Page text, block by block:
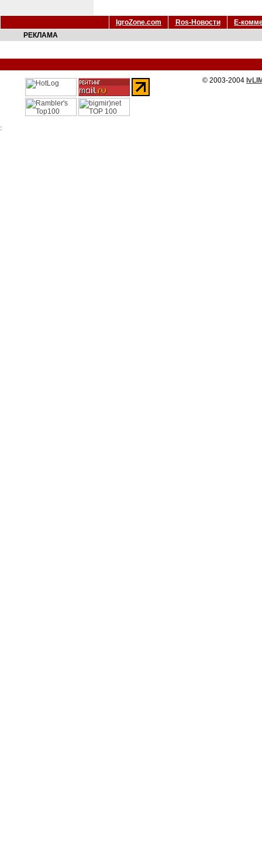
IgroZone.com Ros-Новости
Е-
РЕКЛАМА
© 2003-2004
: